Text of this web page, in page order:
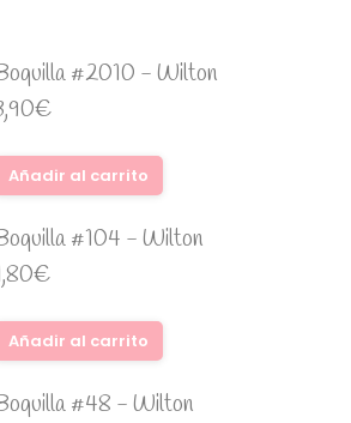
#2010 - Wilton
€
Añadir al carrito
#104 - Wilton
€
Añadir al carrito
#48 - Wilton